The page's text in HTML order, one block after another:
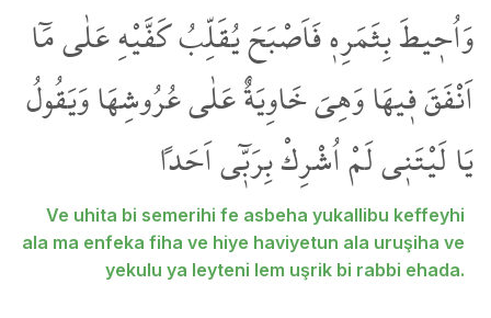
وَاُح۪يطَ بِثَمَرِه۪ فَاَصْبَحَ يُقَلِّبُ كَفَّيْهِ عَلٰى مَٓا
اَنْفَقَ ف۪يهَا وَهِيَ خَاوِيَةٌ عَلٰى عُرُوشِهَا وَيَقُولُ
يَا لَيْتَن۪ي لَمْ اُشْرِكْ بِرَبّ۪ٓي اَحَداً
Ve uhita bi semerihi fe asbeha yukallibu keffeyhi
ala ma enfeka fiha ve hiye haviyetun ala uruşiha ve
yekulu ya leyteni lem uşrik bi rabbi ehada.